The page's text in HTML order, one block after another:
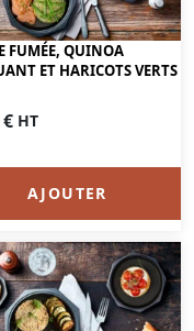
FUMÉE, QUINOA
ET HARICOTS VERTS
€ HT
AJOUTER